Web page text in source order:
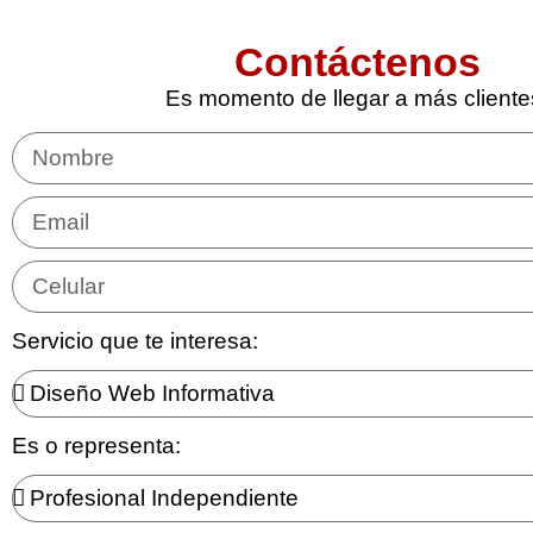
Contáctenos
Es momento de llegar a más
Servicio que te interesa:
Es o representa: